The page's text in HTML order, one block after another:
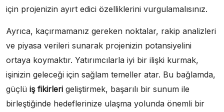
için projenizin ayırt edici özelliklerini vurgulamalısınız.
Ayrıca, kaçırmamanız gereken noktalar, rakip analizleri
ve piyasa verileri sunarak projenizin potansiyelini
ortaya koymaktır. Yatırımcılarla iyi bir ilişki kurmak,
işinizin geleceği için sağlam temeller atar. Bu bağlamda,
güçlü iş fikirleri geliştirmek, başarılı bir sunum ile
birleştiğinde hedeflerinize ulaşma yolunda önemli bir